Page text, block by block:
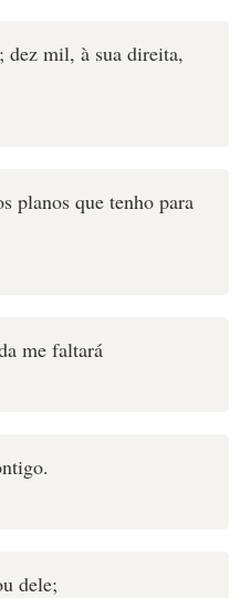
dez mil, à sua direita,
planos que tenho para
me faltará
dele;